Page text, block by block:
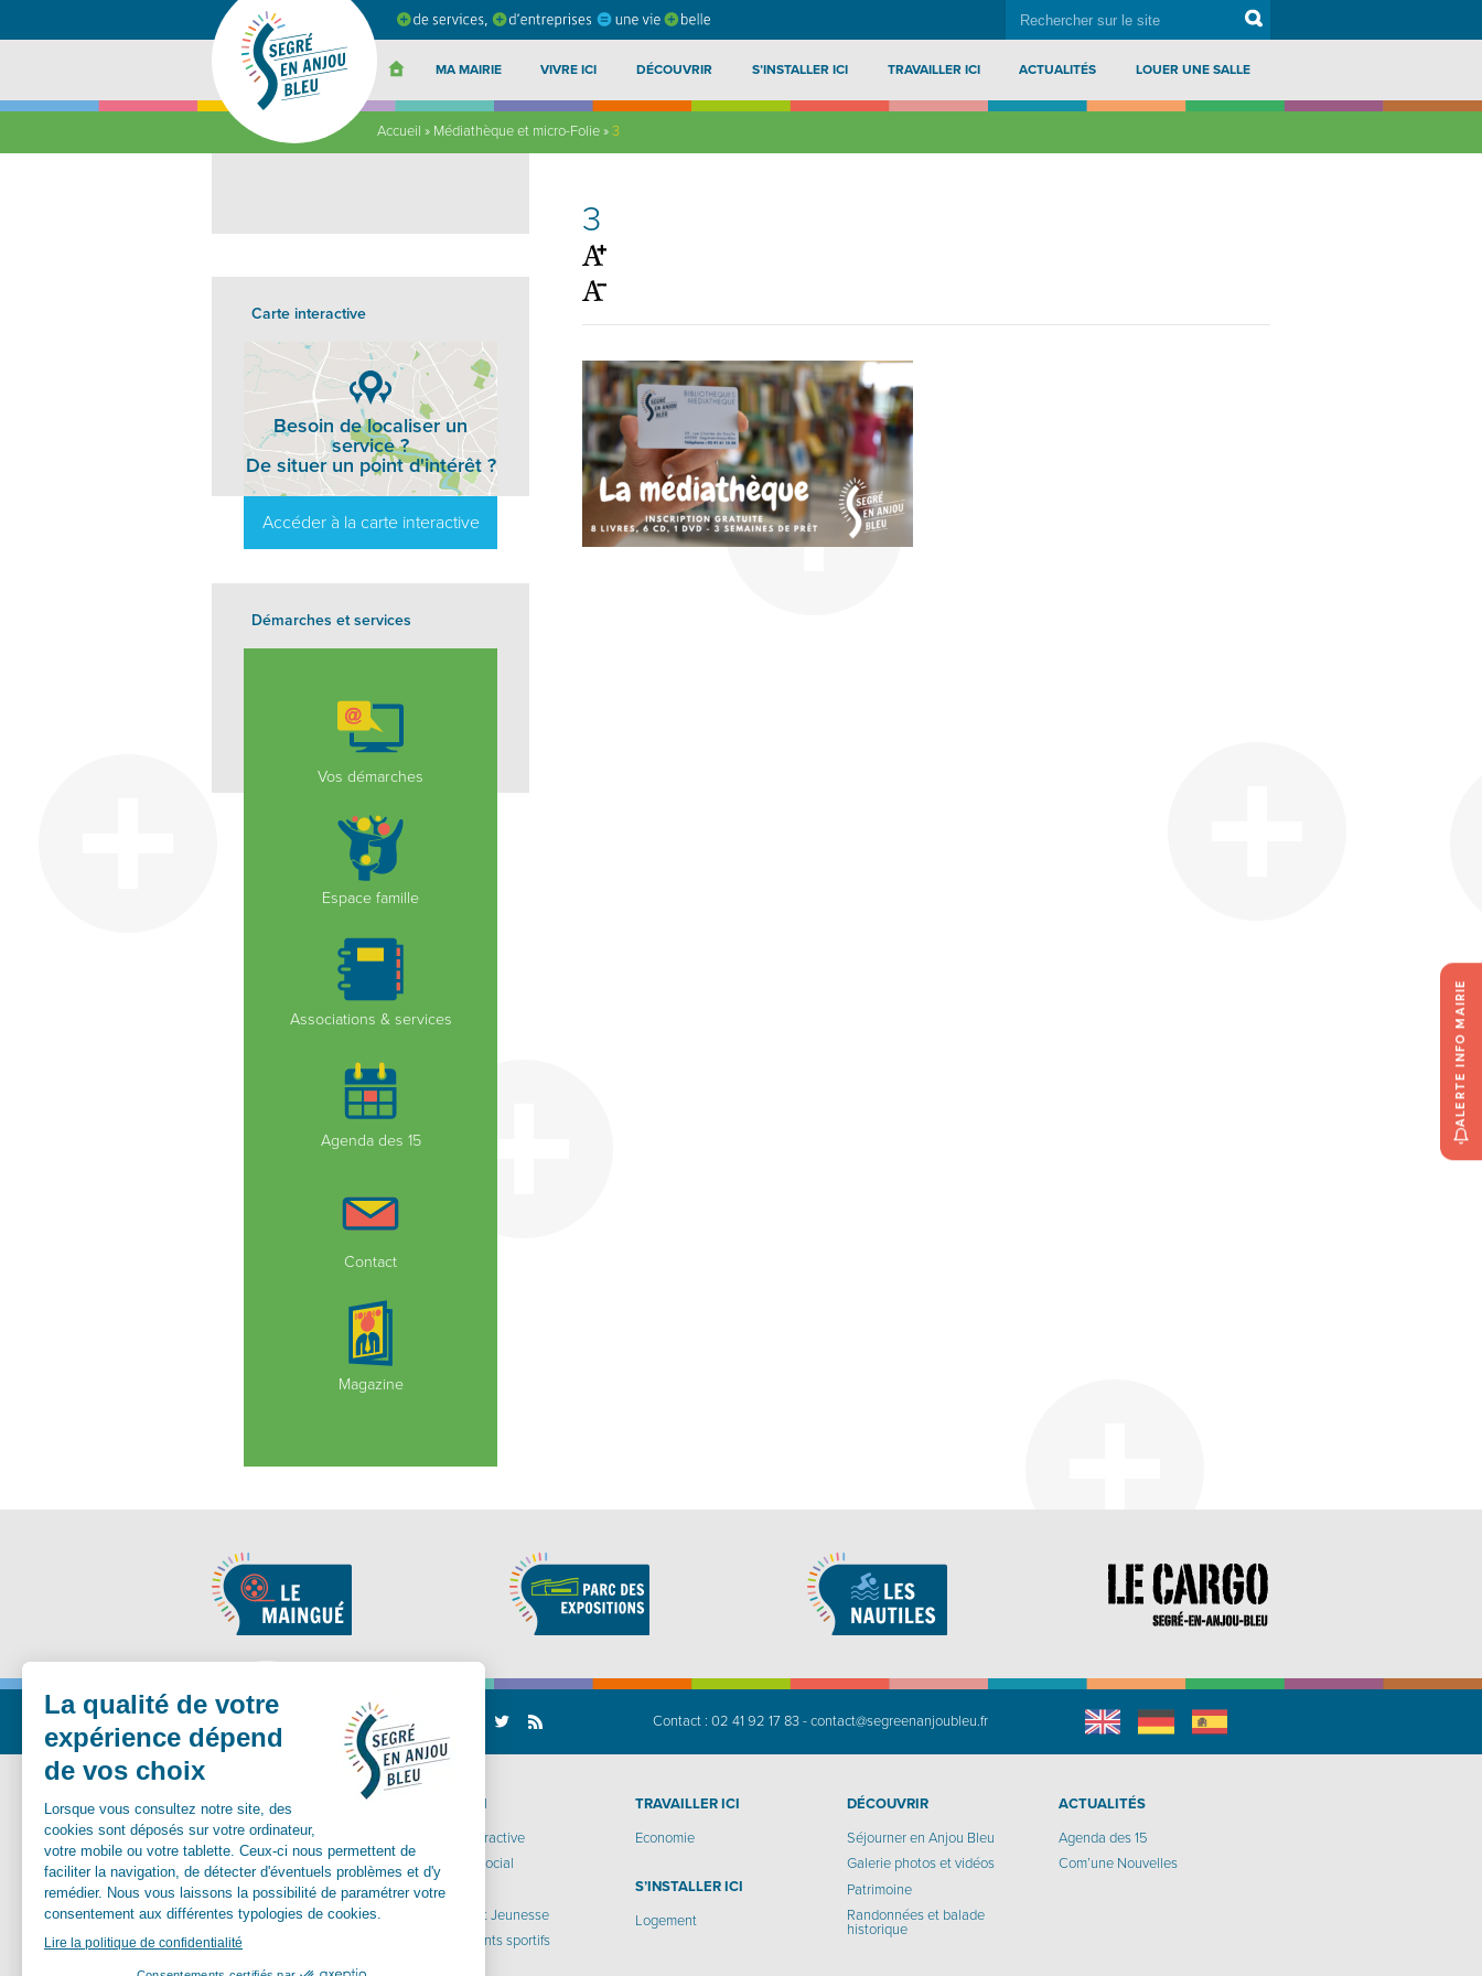
sur
Search
MA MAIRIE VIVRE ICI DÉCOUVRIR S’INSTALLER ICI TRAVAILLER ICI ACTUALITÉS LOUER UNE SALLE
Accueil » Médiathèque et micro-Folie»3
3
Carte interactive
Besoin de localiser un
service ?
De situer un point d'intérêt ?
Accéder à la carte interactive
Démarches et services
Vos démarches
Espace famille
Associations & services
Agenda des 15
Contact
Magazine
Nous suivre Contact :02 41 92 17 83-contact@segreenanjoubleu.fr
English Allemandespagnol
MA MAIRIE
Communes déléguées
Conseil Municipal
Vos démarches
Services municipaux
Urbanisme
VIVRE ICI
Carte interactive
Santé et social
Aînés
Enfance et Jeunesse
Equipements sportifs
TRAVAILLER ICI
Economie
S’INSTALLER ICI
Logement
DÉCOUVRIR
Séjourner en Anjou Bleu
Galerie photos et vidéos
Patrimoine
Randonnées et balade
historique
ACTUALITÉS
Agenda des 15
Com’une Nouvelles
ALERTE INFO MAIRIE